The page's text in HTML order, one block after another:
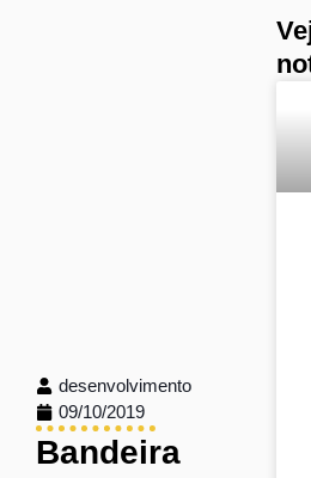
desenvolvimento
09/10/2019
Bandeira